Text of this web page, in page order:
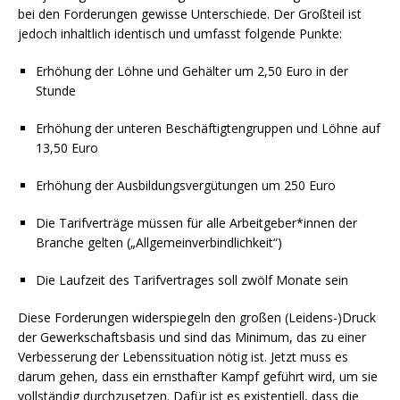
bei den Forderungen gewisse Unterschiede. Der Großteil ist
jedoch inhaltlich identisch und umfasst folgende Punkte:
Erhöhung der Löhne und Gehälter um 2,50 Euro in der
Stunde
Erhöhung der unteren Beschäftigtengruppen und Löhne auf
13,50 Euro
Erhöhung der Ausbildungsvergütungen um 250 Euro
Die Tarifverträge müssen für alle Arbeitgeber*innen der
Branche gelten („Allgemeinverbindlichkeit“)
Die Laufzeit des Tarifvertrages soll zwölf Monate sein
Diese Forderungen widerspiegeln den großen (Leidens-)Druck
der Gewerkschaftsbasis und sind das Minimum, das zu einer
Verbesserung der Lebenssituation nötig ist. Jetzt muss es
darum gehen, dass ein ernsthafter Kampf geführt wird, um sie
vollständig durchzusetzen. Dafür ist es existentiell, dass die